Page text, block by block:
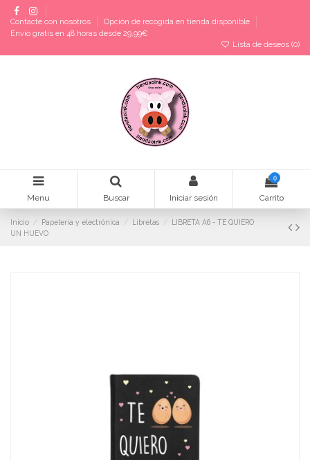
Contacte con nosotros
Opción de recogida en tienda disponible
Envío gratis en 48 horas desde 29,99€
Lista de deseos (0)
Menu Buscar Iniciar sesión
0
Carrito
Inicio Papelería y electrónica Libretas
LIBRETA A6 - TE QUIERO
UN HUEVO